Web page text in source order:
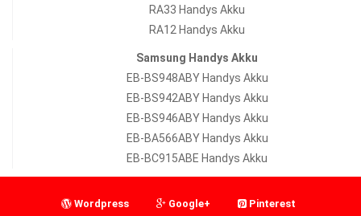
RA33 Handys Akku
RA12 Handys Akku
Samsung Handys Akku
EB-BS948ABY Handys Akku
EB-BS942ABY Handys Akku
EB-BS946ABY Handys Akku
EB-BA566ABY Handys Akku
EB-BC915ABE Handys Akku
Wordpress Google+
Pinterest